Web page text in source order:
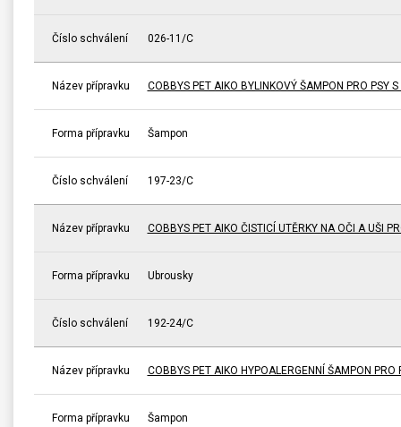
Číslo schválení 026-11/C
Název přípravku COBBYS PET AIKO BYLINKOVÝ ŠAMPON PRO PSY
Forma přípravku Šampon
Číslo schválení 197-23/C
Název přípravku COBBYS PET AIKO ČISTICÍ UTĚRKY NA OČI A UŠI
Forma přípravku Ubrousky
Číslo schválení 192-24/C
Název přípravku COBBYS PET AIKO HYPOALERGENNÍ ŠAMPON PRO
Forma přípravku Šampon